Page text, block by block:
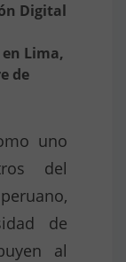
Digital
Lima,
de
uno
del
de
al